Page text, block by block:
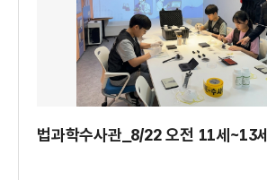
법과학수사관_8/22 오전 11세~13세